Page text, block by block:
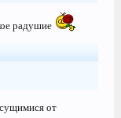
радушие
от